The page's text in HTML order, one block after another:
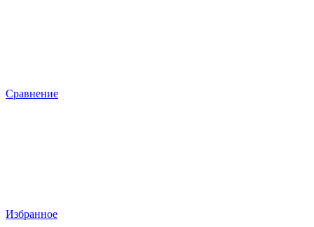
Сравнение
Избранное